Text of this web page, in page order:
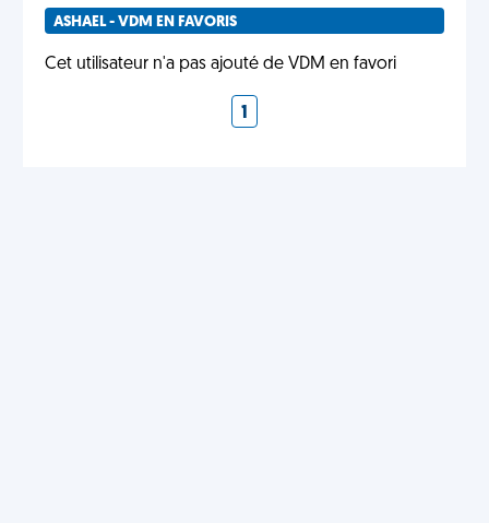
ASHAEL - VDM EN FAVORIS
Cet utilisateur n'a pas ajouté de VDM en favori
1